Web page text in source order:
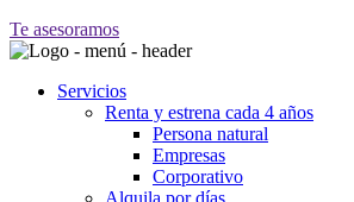
Te asesoramos
Servicios
Renta y estrena cada 4 años
Persona natural
Empresas
Corporativo
Alquila por días